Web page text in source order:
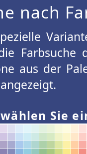
nach
Farbsuche
aus der
Sie